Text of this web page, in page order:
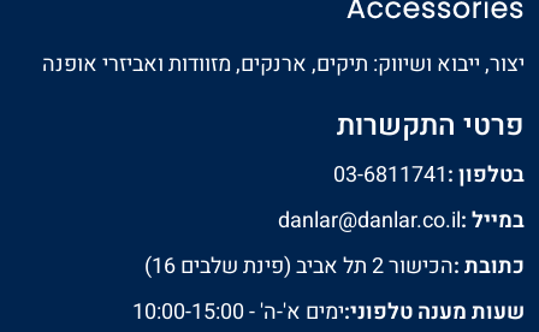
יצור, ייבוא ושיווק: תיקים, ארנקים, מזוודות ואביזרי אופנה
פרטי התקשרות
בטלפון :03-6811741
במייל :danlar@danlar.co.il
כתובת :הכישור 2 תל אביב (פינת שלבים 16)
שעות מענה טלפוני:ימים א'-ה' - 10:00-15:00